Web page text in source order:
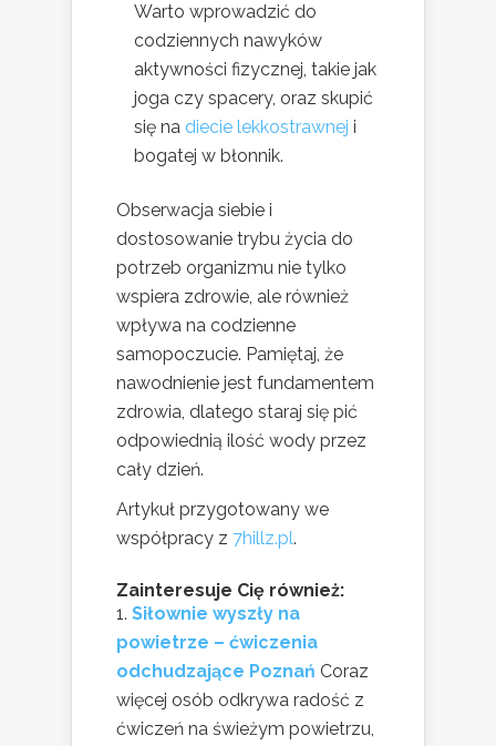
Warto wprowadzić do
codziennych nawyków
aktywności fizycznej, takie jak
joga czy spacery, oraz skupić
się na diecie lekkostrawnej i
bogatej w błonnik.
Obserwacja siebie i
dostosowanie trybu życia do
potrzeb organizmu nie tylko
wspiera zdrowie, ale również
wpływa na codzienne
samopoczucie. Pamiętaj, że
nawodnienie jest fundamentem
zdrowia, dlatego staraj się pić
odpowiednią ilość wody przez
cały dzień.
Artykuł przygotowany we
współpracy z 7hillz.pl.
Zainteresuje Cię również:
Siłownie wyszły na
powietrze – ćwiczenia
odchudzające Poznań Coraz
więcej osób odkrywa radość z
ćwiczeń na świeżym powietrzu,